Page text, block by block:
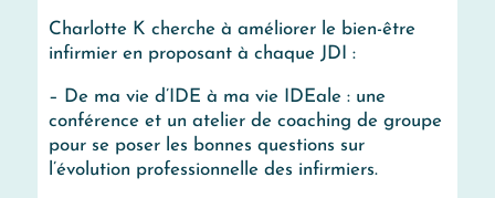
Charlotte K cherche à améliorer le bien-être
infirmier en proposant à chaque JDI :
– De ma vie d’IDE à ma vie IDEale : une
conférence et un atelier de coaching de groupe
pour se poser les bonnes questions sur
l’évolution professionnelle des infirmiers.